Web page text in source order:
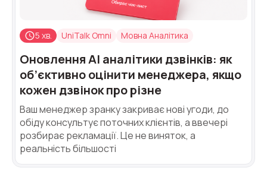
5 хв. UniTalk Omni Мовна Аналітика
Оновлення AI аналітики дзвінків: як
об’єктивно оцінити менеджера, якщо
кожен дзвінок про різне
Ваш менеджер зранку закриває нові угоди, до
обіду консультує поточних клієнтів, а ввечері
розбирає рекламації. Це не виняток, а
реальність більшості